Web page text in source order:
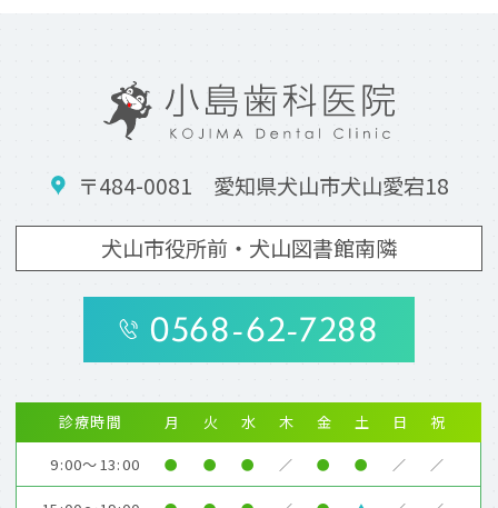
〒484-0081 愛知県犬山市犬山愛宕18
犬山市役所前・犬山図書館南隣
0568-62-7288
診療時間 月 火 水 木 金 土 日
祝
9:00～13:00
● ● ● ／ ● ● ／ ／